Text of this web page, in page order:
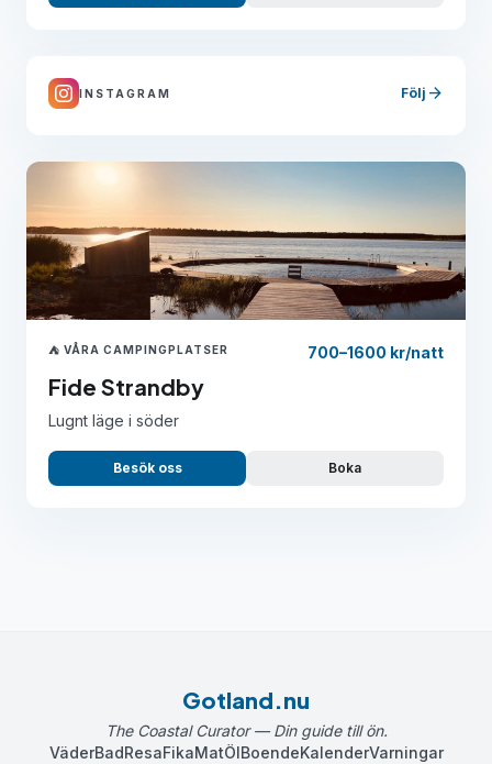
INSTAGRAM Följ arrow_forward
⛺ VÅRA CAMPINGPLATSER 700–1600 kr/natt
Fide Strandby
Lugnt läge i söder
Besök oss Boka
Gotland.nu
The Coastal Curator — Din guide till ön.
VäderBadResaFikaMatÖlBoendeKalenderVarningar